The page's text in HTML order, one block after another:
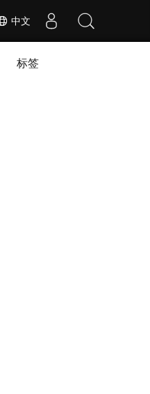
中文
标签